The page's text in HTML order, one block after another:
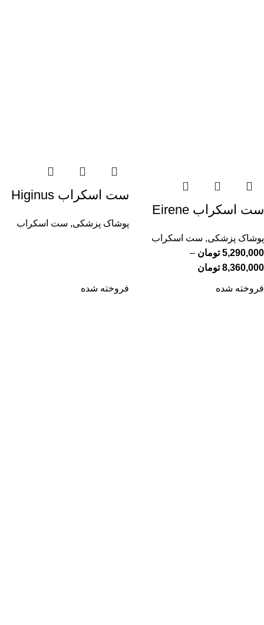
ست اسکراب Eirene
پوشاک پزشکی, ست اسکراب
5,290,000 تومان –
8,360,000 تومان
ست اسکراب Higinus
پوشاک پزشکی, ست اسکراب
فروخته شده فروخته شده